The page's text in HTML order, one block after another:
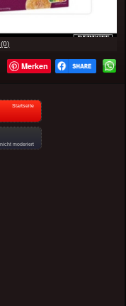
Merken
Startseite
nicht moderiert